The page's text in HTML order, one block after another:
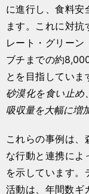
に進行し、食料安
ます。これに対
レート・グリー
ブチまでの約
とを目指していま
砂漠化を食い止め
吸収量を大幅に増
これらの事例は
な行動と連携によ
を示しています
活動は、年間数ギ